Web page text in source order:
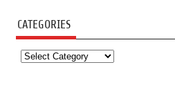
CATEGORIES
Categories